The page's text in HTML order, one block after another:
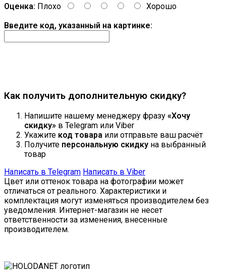
Оценка: Плохо
Хорошо
Введите код, указанный на картинке:
Как получить дополнительную скидку?
Напишите нашему менеджеру фразу «Хочу
скидку» в Telegram или Viber
Укажите код товара или отправьте ваш расчёт
Получите персональную скидку на выбранный
товар
Написать в Telegram Написать в Viber
Цвет или оттенок товара на фотографии может
отличаться от реального. Характеристики и
комплектация могут изменяться производителем без
уведомления. Интернет-магазин не несет
ответственности за изменения, внесенные
производителем.